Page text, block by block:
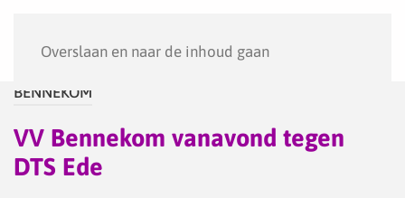
Overslaan en naar de inhoud gaan
BENNEKOM
VV Bennekom vanavond tegen
DTS Ede